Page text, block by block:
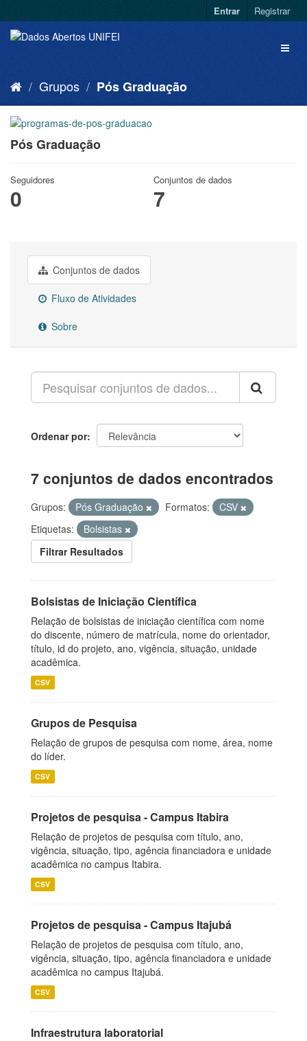
Entrar Registrar
Grupos Pós Graduação
Pós Graduação
Seguidores
0
Conjuntos de dados
7
Conjuntos de dados
Fluxo de Atividades
Sobre
Ordenar por
7 conjuntos de dados encontrados
Grupos: Pós Graduação Formatos:
CSV
Etiquetas:
Bolsistas
Filtrar Resultados
Bolsistas de Iniciação Científica
Relação de bolsistas de iniciação científica com nome
do discente, número de matrícula, nome do orientador,
título, id do projeto, ano, vigência, situação, unidade
acadêmica.
CSV
Grupos de Pesquisa
Relação de grupos de pesquisa com nome, área, nome
do líder.
CSV
Projetos de pesquisa - Campus Itabira
Relação de projetos de pesquisa com título, ano,
vigência, situação, tipo, agência financiadora e unidade
acadêmica no campus Itabira.
CSV
Projetos de pesquisa - Campus Itajubá
Relação de projetos de pesquisa com título, ano,
vigência, situação, tipo, agência financiadora e unidade
acadêmica no campus Itajubá.
CSV
Infraestrutura laboratorial